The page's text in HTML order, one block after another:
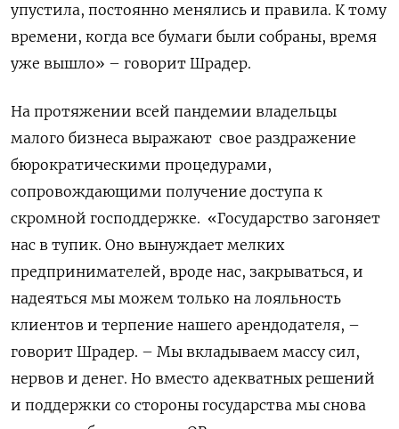
упустила, постоянно менялись и правила. К тому
времени, когда все бумаги были собраны, время
уже вышло» – говорит Шрадер.
На протяжении всей пандемии владельцы
малого бизнеса выражают свое раздражение
бюрократическими процедурами,
сопровождающими получение доступа к
скромной господдержке. «Государство загоняет
нас в тупик. Оно вынуждает мелких
предпринимателей, вроде нас, закрываться, и
надеяться мы можем только на лояльность
клиентов и терпение нашего арендодателя, –
говорит Шрадер. – Мы вкладываем массу сил,
нервов и денег. Но вместо адекватных решений
и поддержки со стороны государства мы снова